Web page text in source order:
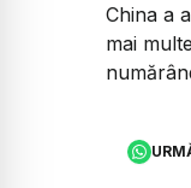
China a
mai